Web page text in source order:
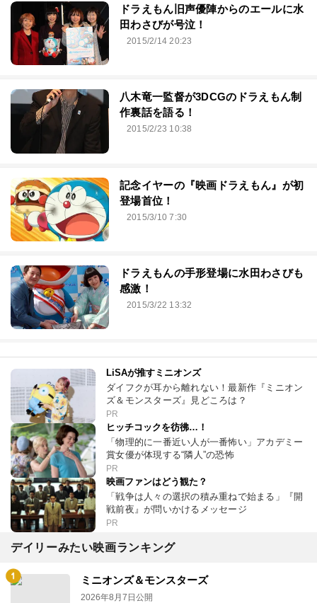
ドラえもん旧声優陣からのエールに水
田わさびが号泣！
2015/2/14 20:23
八木竜一監督が3DCGのドラえもん制
作裏話を語る！
2015/2/23 10:38
記念イヤーの『映画ドラえもん』が初
登場首位！
2015/3/10 7:30
ドラえもんの手形登場に水田わさびも
感激！
2015/3/22 13:32
LiSAが推すミニオンズ
ダイフクが耳から離れない！最新作『ミニオン
ズ＆モンスターズ』見どころは？
PR
ヒッチコックを彷彿…！
「物理的に一番近い人が一番怖い」アカデミー
賞女優が体現する“隣人”の恐怖
PR
映画ファンはどう観た？
「戦争は人々の選択の積み重ねで始まる」『開
戦前夜』が問いかけるメッセージ
PR
デイリーみたい映画ランキング
ミニオンズ＆モンスターズ
2026年8月7日公開